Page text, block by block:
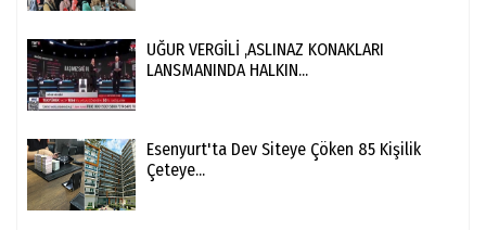
UĞUR VERGİLİ ,ASLINAZ KONAKLARI
LANSMANINDA HALKIN...
Esenyurt'ta Dev Siteye Çöken 85 Kişilik
Çeteye...